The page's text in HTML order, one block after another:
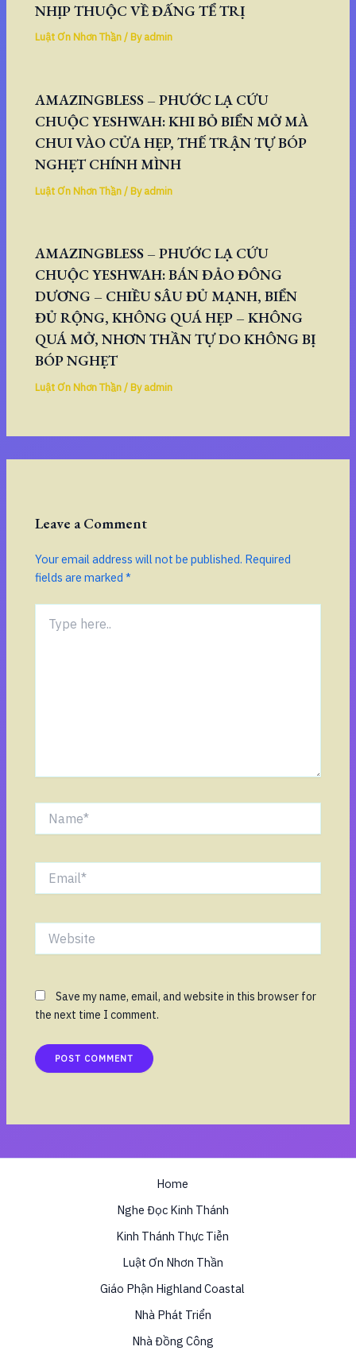
NHỊP THUỘC VỀ ĐẤNG TỂ TRỊ
Luật Ơn Nhơn Thần/ Byadmin
AMAZINGBLESS – PHƯỚC LẠ CỨU
CHUỘC YESHWAH: KHI BỎ BIỂN MỞ MÀ
CHUI VÀO CỬA HẸP, THẾ TRẬN TỰ BÓP
NGHẸT CHÍNH MÌNH
Luật Ơn Nhơn Thần/ Byadmin
AMAZINGBLESS – PHƯỚC LẠ CỨU
CHUỘC YESHWAH: BÁN ĐẢO ĐÔNG
DƯƠNG – CHIỀU SÂU ĐỦ MẠNH, BIỂN
ĐỦ RỘNG, KHÔNG QUÁ HẸP – KHÔNG
QUÁ MỞ, NHƠN THẦN TỰ DO KHÔNG BỊ
BÓP NGHẸT
Luật Ơn Nhơn Thần/ Byadmin
Leave a Comment
Your email address will not be published. Required
fields are marked*
here..
Save my name, email, and website in this browser for
the next time I comment.
Home
Nghe Đọc Kinh Thánh
Kinh Thánh Thực Tiễn
Luật Ơn Nhơn Thần
Giáo Phận Highland Coastal
Nhà Phát Triển
Nhà Đồng Công